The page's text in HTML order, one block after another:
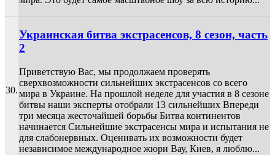
30.
Украинская битва экстрасенсов, 8 сезон, часть
2
Приветствую Вас, мы продолжаем проверять
сверхвозможности сильнейших экстрасенсов со всего
мира в Украине. На прошлой неделе для участия в 8 сезоне
битвы наши эксперты отобрали 13 сильнейших Впереди
три месяца жесточайшей борьбы Битва континентов
начинается Сильнейшие экстрасенсы мира и испытания не
для слабонервных. Оценивать их возможности будет
независимое международное жюри Вау, Киев, я люблю...